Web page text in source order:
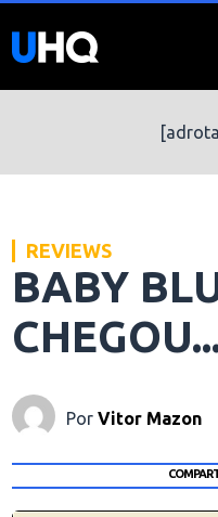
REVIEWS
BABY
PorVitor Mazon